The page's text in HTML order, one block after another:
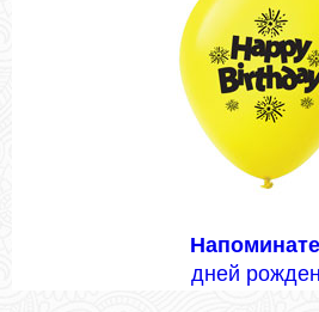
дней